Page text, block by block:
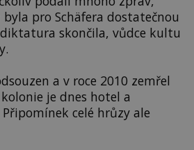
pro Schäfera dostatečnou
skončila, vůdce kultu
a v roce 2010 zemřel
je dnes hotel a
celé hrůzy ale